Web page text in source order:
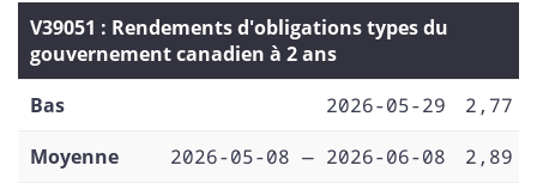
V39051 : Rendements d'obligations types du
gouvernement canadien à 2 ans
Bas
2026-05-29
2,77
Moyenne
2026-05-08 — 2026-06-08
2,89